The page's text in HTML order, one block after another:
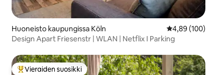
Huoneisto kaupungissa Köln
4,89 (100)
Design Apart Friesenstr | WLAN | Netflix I Parking
Vieraiden suosikki